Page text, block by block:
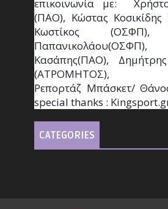
επικοινωνία με:
(ΠΑΟ), Κώστας Κοσικίδης
Κωστίκος (ΟΣΦΠ),
Κασάπης(ΠΑΟ),
(ΑΤΡΟΜΗΤΟΣ),
Ρεπορτάζ Μπάσκετ/
special thanks :
CATEGORIES